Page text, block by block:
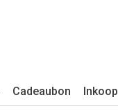
Cadeaubon Inkoop